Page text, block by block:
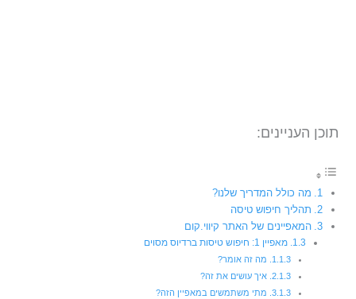
תוכן העניינים:
מה כולל המדריך שלנו?
תהליך חיפוש טיסה
המאפיינים של האתר קיווי.קום
מאפיין 1: חיפוש טיסות ברדיוס מסוים
מה זה אומר?
איך עושים את זה?
מתי משתמשים במאפיין הזה?